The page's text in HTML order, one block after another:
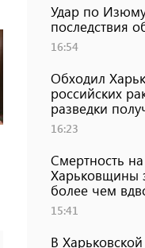
Удар по
последствия
16:54
Обходил
российских
разведки
16:23
Смертность
Харьковщины
более чем
15:41
В